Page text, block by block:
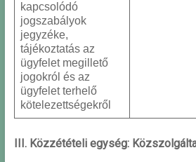
kapcsolódó
jogszabályok
jegyzéke,
tájékoztatás az
ügyfelet megillető
jogokról és az
ügyfelet terhelő
kötelezettségekről
III. Közzétételi egység: